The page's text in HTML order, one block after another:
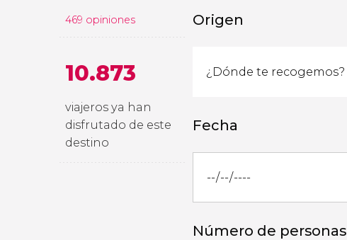
469 opiniones
10.873
viajeros ya han
disfrutado de este
destino
Origen
Fecha
Número de personas